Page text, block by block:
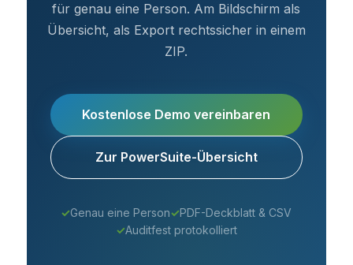
für genau eine Person. Am Bildschirm als
Übersicht, als Export rechtssicher in einem
ZIP.
Kostenlose Demo vereinbaren
Zur PowerSuite-Übersicht
✓Genau eine Person✓PDF-Deckblatt & CSV
✓Auditfest protokolliert